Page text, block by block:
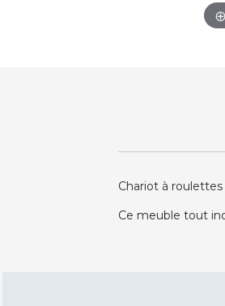
Chariot à
Ce meuble tout